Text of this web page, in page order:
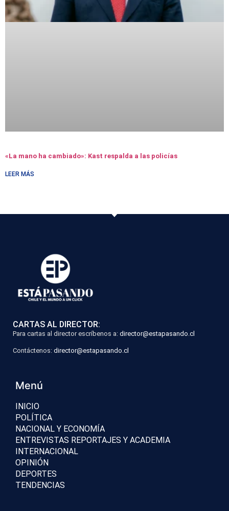
«La mano ha cambiado»: Kast respalda a las policías
LEER MÁS
CARTAS AL DIRECTOR:
Para cartas al director escríbenos a: director@estapasando.cl
Contáctenos: director@estapasando.cl
Menú
INICIO
POLÍTICA
NACIONAL Y ECONOMÍA
ENTREVISTAS REPORTAJES Y ACADEMIA
INTERNACIONAL
OPINIÓN
DEPORTES
TENDENCIAS